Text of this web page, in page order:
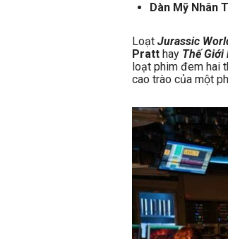
Dàn Mỹ Nhân
Loạt Jurassic
Pratt hay Thế Giới
loạt phim đem hai
cao trào của một